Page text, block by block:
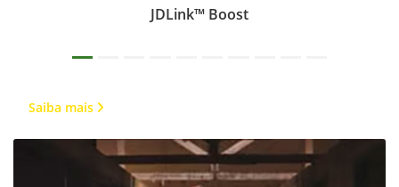
JDLink™ Boost
Venha crescer com a gente!
Saiba mais